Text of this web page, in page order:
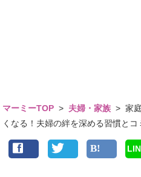
マーミーTOP > 夫婦・家族 >家
くなる！夫婦の絆を深める習慣と